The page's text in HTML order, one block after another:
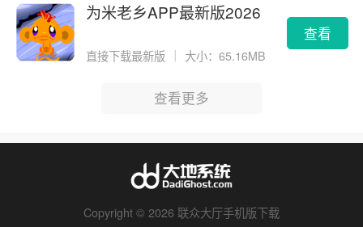
为米老乡APP最新版2026
直接下载最新版 大小：65.16MB
查看
查看更多
Copyright © 2026 联众大厅手机版下载